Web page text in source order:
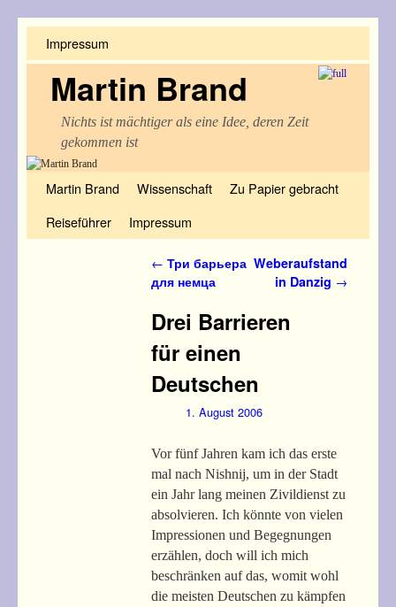
Impressum
Martin Brand
Nichts ist mächtiger als eine Idee, deren Zeit
gekommen ist
Martin Brand Wissenschaft
Zu Papier gebracht
Reiseführer
Impressum
Artikelnavigation
← Три барьера
для немца
Weberaufstand
in Danzig →
Drei Barrieren
für einen
Deutschen
1. August 2006
Vor fünf Jahren kam ich das erste
mal nach Nishnij, um in der Stadt
ein Jahr lang meinen Zivildienst zu
absolvieren. Ich könnte von vielen
Impressionen und Begegnungen
erzählen, doch will ich mich
beschränken auf das, womit wohl
die meisten Deutschen zu kämpfen